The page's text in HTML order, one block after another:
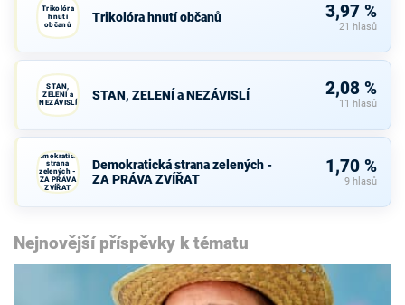
Trikolóra
hnutí
občanů
Trikolóra hnutí občanů 3,97 %
21 hlasů
STAN,
ZELENÍ a
NEZÁVISLÍ
STAN, ZELENÍ a NEZÁVISLÍ 2,08 %
11 hlasů
Demokratická
strana
zelených -
ZA PRÁVA
ZVÍŘAT
Demokratická strana zelených -
ZA PRÁVA ZVÍŘAT
1,70 %
9 hlasů
Nejnovější příspěvky k tématu